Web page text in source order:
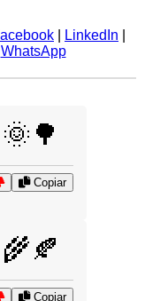
LinkedIn
WhatsApp
Copiar
Copiar